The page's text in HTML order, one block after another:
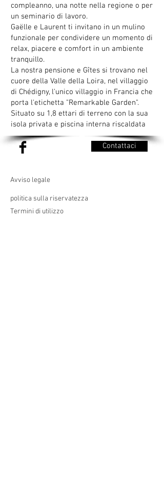
compleanno, una notte nella regione o per
un seminario di lavoro.
Gaëlle e Laurent ti invitano in un mulino
funzionale per condividere un momento di
relax, piacere e comfort in un ambiente
tranquillo.
La nostra pensione e Gîtes si trovano nel
cuore della Valle della Loira, nel villaggio
di Chédigny, l'unico villaggio in Francia che
porta l'etichetta "Remarkable Garden".
Situato su 1,8 ettari di terreno con la sua
isola privata e piscina interna riscaldata
Contattaci
Avviso legale
politica sulla riservatezza
Termini di utilizzo